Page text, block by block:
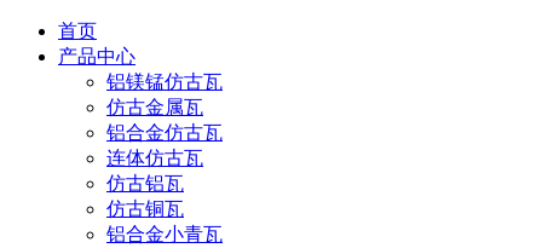
首页
产品中心
铝镁锰仿古瓦
仿古金属瓦
铝合金仿古瓦
连体仿古瓦
仿古铝瓦
仿古铜瓦
铝合金小青瓦